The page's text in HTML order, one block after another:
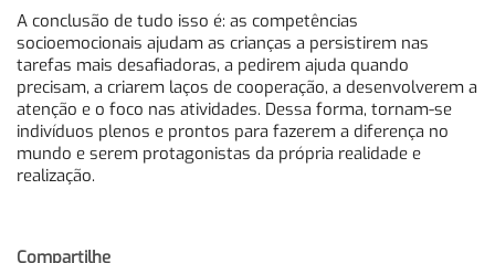
A conclusão de tudo isso é: as competências
socioemocionais ajudam as crianças a persistirem nas
tarefas mais desafiadoras, a pedirem ajuda quando
precisam, a criarem laços de cooperação, a desenvolverem a
atenção e o foco nas atividades. Dessa forma, tornam-se
indivíduos plenos e prontos para fazerem a diferença no
mundo e serem protagonistas da própria realidade e
realização.
Compartilhe